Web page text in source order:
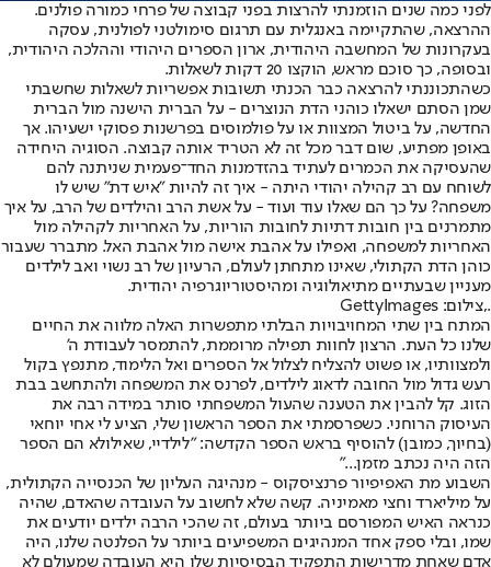
לפני כמה שנים הוזמנתי להרצות בפני קבוצה של פרחי כמורה פולנים.
ההרצאה, שהתקיימה באנגלית עם תרגום סימולטני לפולנית, עסקה
בעקרונות של המחשבה היהודית, ארון הספרים היהודי וההלכה היהודית,
ובסופה, כך סוכם מראש, הוקצו 20 דקות לשאלות.
כשהתכוננתי להרצאה כבר הכנתי תשובות אפשריות לשאלות שחשבתי
שמן הסתם ישאלו כוהני הדת הנוצרים - על הברית הישנה מול הברית
החדשה, על ביטול המצוות או על פולמוסים בפרשנות פסוקי ישעיהו. אך
באופן מפתיע, שום דבר מכל זה לא הטריד אותה קבוצה. הסוגיה היחידה
שהעסיקה את הכמרים לעתיד בהזדמנות החד־פעמית שניתנה להם
לשוחח עם רב קהילה יהודי היתה - איך זה להיות "איש דת" שיש לו
משפחה? על כך הם שאלו עוד ועוד - על אשת הרב והילדים של הרב, על איך
מתמרנים בין חובות דתיות לחובות הוריות, על האחריות לקהילה מול
האחריות למשפחה, ואפילו על אהבת אישה מול אהבת האל. מתברר שעבור
כוהן הדת הקתולי, שאינו מתחתן לעולם, הרעיון של רב נשוי ואב לילדים
מעניין שבעתיים מתיאולוגיה ומהיסטוריוגרפיה יהודית.
.,צילום: GettyImages
המתח בין שתי המחויבויות הבלתי מתפשרות האלה מלווה את החיים
שלנו כל העת. הרצון לחוות תפילה מרוממת, להתמסר לעבודת ה'
ולמצוותיו, או פשוט להצליח לצלול אל הספרים ואל הלימוד, מתנפץ בקול
רעש גדול מול החובה לדאוג לילדים, לפרנס את המשפחה ולהתחשב בבת
הזוג. קל להבין את הטענה שהעול המשפחתי סותר במידה רבה את
העיסוק הרוחני. כשפרסמתי את הספר הראשון שלי, הציע לי אחי יוחאי
(בחיוך, כמובן) להוסיף בראש הספר הקדשה: "לילדיי, שאילולא הם הספר
הזה היה נכתב מזמן..."
השבוע מת האפיפיור פרנציסקוס - מנהיגה העליון של הכנסייה הקתולית,
על מיליארד וחצי מאמיניה. קשה שלא לחשוב על העובדה שהאדם, שהיה
כנראה האיש המפורסם ביותר בעולם, זה שהכי הרבה ילדים יודעים את
שמו, ובלי ספק אחד המנהיגים המשפיעים ביותר על הפלנטה שלנו, היה
אדם שאחת מדרישות התפקיד הבסיסיות שלו היא העובדה שמעולם לא